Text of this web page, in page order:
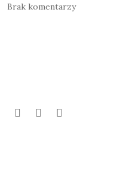
Brak komentarzy